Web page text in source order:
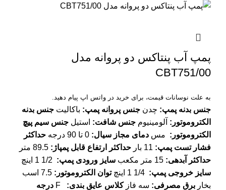
پمپ آب پنتاکس دو پروانه مدل
CBT751/00
به علت نوسانات قیمت، برای خرید در واتس اپ پیام دهید.
جنس بدنه پمپ: چدن جنس پروانه پمپ: باکالیت جنس بدنه
الکتروموتور : آلومینیوم جنس شافت: استیل جنس سیم پیچ
الکتروموتور : مس دمای مجاز سیال:
حداکثر
فشار تست پمپ: حداکثر ارتفاع قابل پمپاژ :
حداکثر آبدهی: سایز ورودی پمپ:
سایز خروجی پمپ: 1/4 1 اینچ توان الکتروموتور :
7.5 اسب
بخار برق مصرفی: سه فازکلاس عایق بندی:
درجه